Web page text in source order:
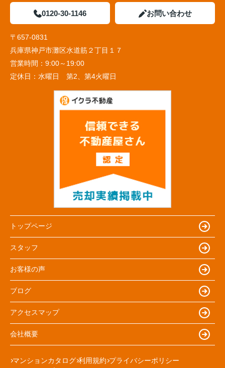
0120-30-1146 お問い合わせ
〒657-0831
兵庫県神戸市灘区水道筋２丁目１７
営業時間： 9:00～19:00
定休日： 水曜日 第2、第4火曜日
トップページ
スタッフ
お客様の声
ブログ
アクセスマップ
会社概要
マンションカタログ 利用規約 プライバシーポリシー